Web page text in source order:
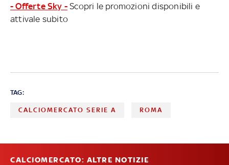
- Offerte Sky - Scopri le promozioni disponibili e
attivale subito
TAG:
CALCIOMERCATO SERIE A ROMA
CALCIOMERCATO: ALTRE NOTIZIE